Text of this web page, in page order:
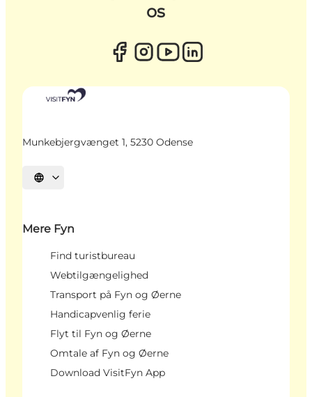
os
Munkebjergvænget 1, 5230 Odense
Vælg sprog
Mere Fyn
Find turistbureau
Webtilgængelighed
Transport på Fyn og Øerne
Handicapvenlig ferie
Flyt til Fyn og Øerne
Omtale af Fyn og Øerne
Download VisitFyn App